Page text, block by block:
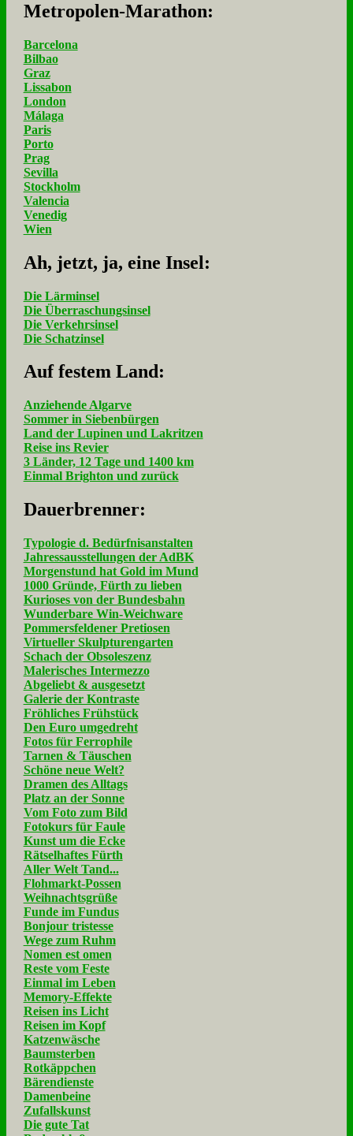
Me­tro­po­len-Ma­ra­thon:
Barcelona
Bilbao
Graz
Lissabon
London
Málaga
Paris
Porto
Prag
Sevilla
Stockholm
Valencia
Venedig
Wien
Ah, jetzt, ja, ei­ne In­sel:
Die Lärminsel
Die Überraschungsinsel
Die Verkehrsinsel
Die Schatzinsel
Auf fe­stem Land:
Anziehende Algarve
Sommer in Siebenbürgen
Land der Lupinen und Lakritzen
Reise ins Revier
3 Länder, 12 Tage und 1400 km
Einmal Brighton und zurück
Dau­er­bren­ner:
Typologie d. Bedürfnisanstalten
Jahressausstellungen der AdBK
Morgenstund hat Gold im Mund
1000 Gründe, Fürth zu lieben
Kurioses von der Bundesbahn
Wunderbare Win-Weichware
Pommersfeldener Pretiosen
Virtueller Skulpturengarten
Schach der Obsoleszenz
Malerisches Intermezzo
Abgeliebt & ausgesetzt
Galerie der Kontraste
Fröhliches Frühstück
Den Euro umgedreht
Fotos für Ferrophile
Tarnen & Täuschen
Schöne neue Welt?
Dramen des Alltags
Platz an der Sonne
Vom Foto zum Bild
Fotokurs für Faule
Kunst um die Ecke
Rätselhaftes Fürth
Aller Welt Tand...
Flohmarkt-Possen
Weihnachtsgrüße
Funde im Fundus
Bonjour tristesse
Wege zum Ruhm
Nomen est omen
Reste vom Feste
Einmal im Leben
Memory-Effekte
Reisen ins Licht
Reisen im Kopf
Katzenwäsche
Baumsterben
Rotkäppchen
Bärendienste
Damenbeine
Zufallskunst
Die gute Tat